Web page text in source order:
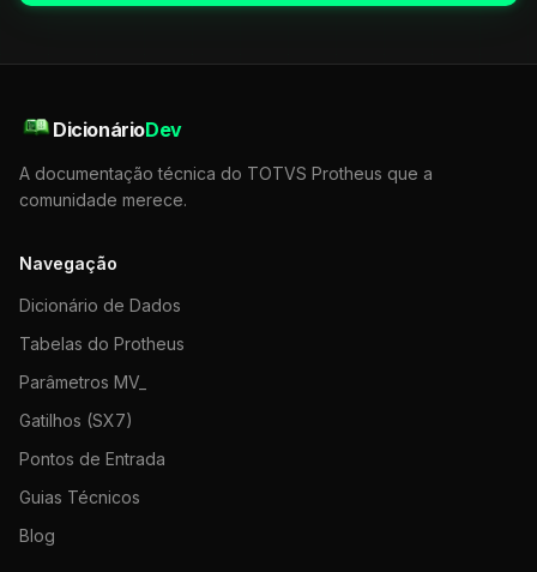
DicionárioDev
A documentação técnica do TOTVS Protheus que a
comunidade merece.
Navegação
Dicionário de Dados
Tabelas do Protheus
Parâmetros MV_
Gatilhos (SX7)
Pontos de Entrada
Guias Técnicos
Blog